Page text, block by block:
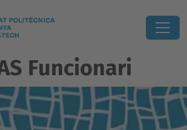
Funcionari